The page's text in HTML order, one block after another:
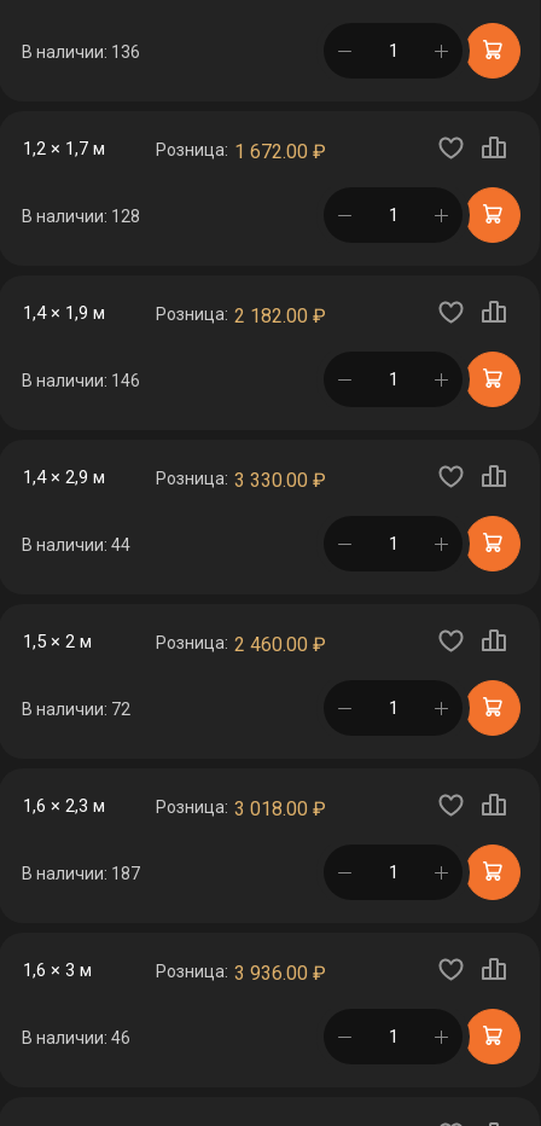
В наличии: 136 в корзине
1,2 × 1,7 м Розница: 1 672.00 ₽
В наличии: 128 в корзине
1,4 × 1,9 м Розница: 2 182.00 ₽
В наличии: 146 в корзине
1,4 × 2,9 м Розница: 3 330.00 ₽
В наличии: 44 в корзине
1,5 × 2 м Розница: 2 460.00 ₽
В наличии: 72 в корзине
1,6 × 2,3 м Розница: 3 018.00 ₽
В наличии: 187 в корзине
1,6 × 3 м Розница: 3 936.00 ₽
В наличии: 46 в корзине